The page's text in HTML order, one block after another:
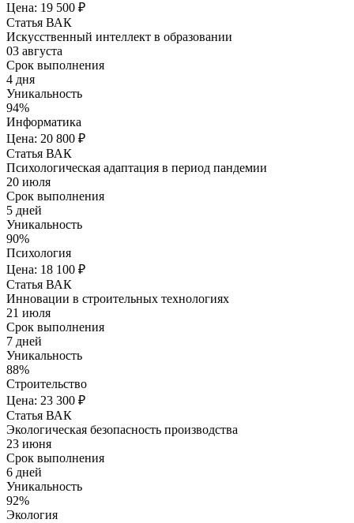
Цена: 19 500 ₽
Статья ВАК
Искусственный интеллект в образовании
03 августа
Срок выполнения
4 дня
Уникальность
94%
Информатика
Цена: 20 800 ₽
Статья ВАК
Психологическая адаптация в период пандемии
20 июля
Срок выполнения
5 дней
Уникальность
90%
Психология
Цена: 18 100 ₽
Статья ВАК
Инновации в строительных технологиях
21 июля
Срок выполнения
7 дней
Уникальность
88%
Строительство
Цена: 23 300 ₽
Статья ВАК
Экологическая безопасность производства
23 июня
Срок выполнения
6 дней
Уникальность
92%
Экология